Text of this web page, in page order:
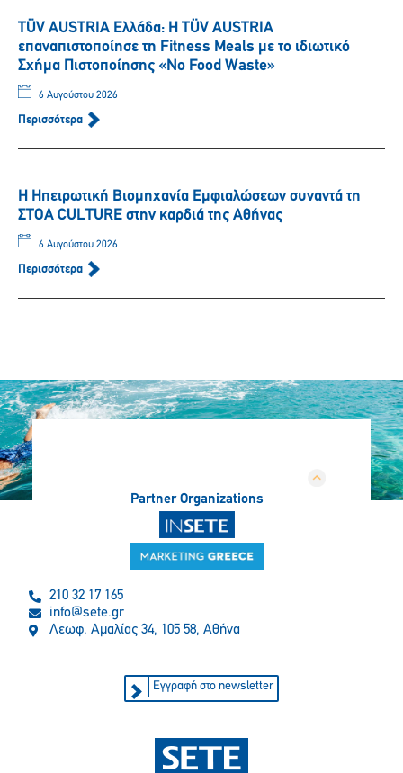
TÜV AUSTRIA Ελλάδα: Η TÜV AUSTRIA
επαναπιστοποίησε τη Fitness Meals με το ιδιωτικό
Σχήμα Πιστοποίησης «No Food Waste»
6 Αυγούστου 2026
Περισσότερα
Η Ηπειρωτική Βιομηχανία Εμφιαλώσεων συναντά τη
ΣΤΟΑ CULTURE στην καρδιά της Αθήνας
6 Αυγούστου 2026
Περισσότερα
Partner Organizations
210 32 17 165
info@sete.gr
Λεωφ. Αμαλίας 34, 105 58, Αθήνα
Εγγραφή στο newsletter